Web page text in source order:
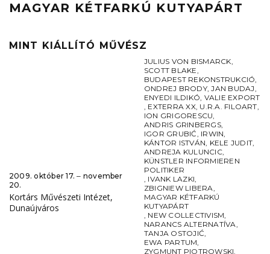
MAGYAR KÉTFARKÚ KUTYAPÁRT
MINT KIÁLLÍTÓ MŰVÉSZ
2009. október 17. ‒ november
20.
Kortárs Művészeti Intézet,
Dunaújváros
JULIUS VON BISMARCK,
SCOTT BLAKE,
BUDAPEST REKONSTRUKCIÓ,
ONDREJ BRODY,JAN BUDAJ,
ENYEDI ILDIKÓ, VALIE EXPORT
, EXTERRA XX, U.R.A. FILOART,
ION GRIGORESCU,
ANDRIS GRINBERGS,
IGOR GRUBIĆ, IRWIN,
KÁNTOR ISTVÁN, KELE JUDIT,
ANDREJA KULUNCIC,
KÜNSTLER INFORMIEREN
POLITIKER
, IVANK LAZKI,
ZBIGNIEW LIBERA,
MAGYAR KÉTFARKÚ
KUTYAPÁRT
, NEW COLLECTIVISM,
NARANCS ALTERNATÍVA,
TANJA OSTOJIĆ,
EWA PARTUM,
ZYGMUNT PIOTROWSKI,